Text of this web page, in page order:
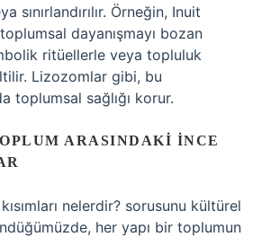
sınırlandırılır. Örneğin, Inuit
dayanışmayı bozan
ritüellerle veya topluluk
Lizozomlar gibi, bu
toplumsal sağlığı korur.
ARASINDAKI İNCE
nelerdir? sorusunu kültürel
her yapı bir toplumun